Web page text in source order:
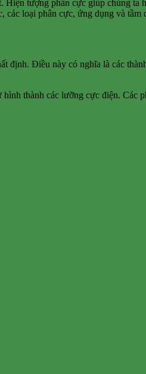
tượng phân cực giúp chúng ta
loại phân cực, ứng dụng và tầm
định. Điều này có nghĩa là các
thành các lưỡng cực điện. Các